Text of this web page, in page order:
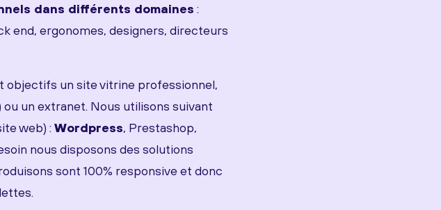
dans différents domaines :
end, ergonomes, designers, directeurs
objectifs un site vitrine professionnel,
un extranet. Nous utilisons suivant
web) : Wordpress, Prestashop,
nous disposons des solutions
sont 100% responsive et donc